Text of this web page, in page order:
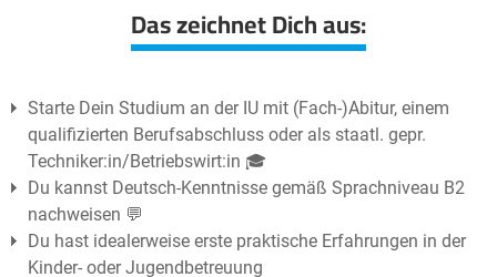
Das zeichnet Dich aus:
Starte Dein Studium an der IU mit (Fach-)Abitur, einem
qualifizierten Berufsabschluss oder als staatl. gepr.
Techniker:in/Betriebswirt:in 🎓
Du kannst Deutsch-Kenntnisse gemäß Sprachniveau B2
nachweisen 💬
Du hast idealerweise erste praktische Erfahrungen in der
Kinder- oder Jugendbetreuung